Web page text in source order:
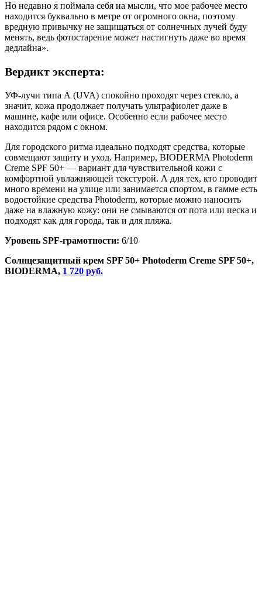
Но недавно я поймала себя на мысли, что мое рабочее место
находится буквально в метре от огромного окна, поэтому
вредную привычку не защищаться от солнечных лучей буду
менять, ведь фотостарение может настигнуть даже во время
дедлайна».
Вердикт эксперта:
УФ-лучи типа А (UVA) спокойно проходят через стекло, а
значит, кожа продолжает получать ультрафиолет даже в
машине, кафе или офисе. Особенно если рабочее место
находится рядом с окном.
Для городского ритма идеально подходят средства, которые
совмещают защиту и уход. Например, BIODERMA Photoderm
Creme SPF 50+ — вариант для чувствительной кожи с
комфортной увлажняющей текстурой. А для тех, кто проводит
много времени на улице или занимается спортом, в гамме есть
водостойкие средства Photoderm, которые можно наносить
даже на влажную кожу: они не смываются от пота или песка и
подходят как для города, так и для пляжа.
Уровень SPF-грамотности: 6/10
Солнцезащитный крем SPF 50+ Photoderm Creme SPF 50+,
BIODERMA, 1 720 руб.